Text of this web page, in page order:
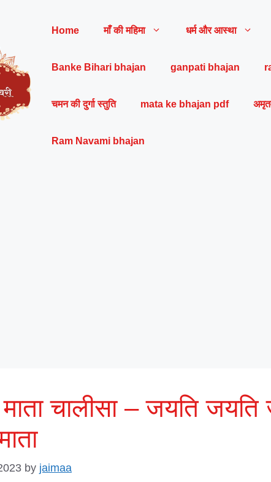
Home माँ की महिमा धर्म और आस्था
Banke Bihari bhajan ganpati bhajan
चमन की दुर्गा स्तुति mata ke bhajan pdf
Ram Navami bhajan
चालीसा – जयति
by jaimaa